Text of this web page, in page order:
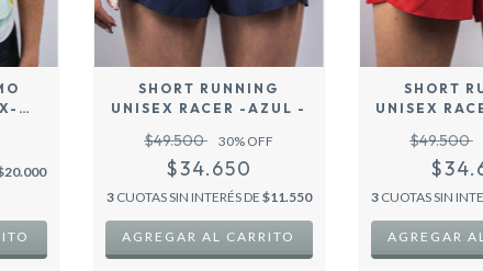
SHORT RUNNING
UNISEX RACER -AZUL -
$49.500 30% OFF
$34.650
3 CUOTAS SIN INTERÉS DE $11.550
AGREGAR AL CARRITO
SHORT
UNISEX
$49.500
3 CUOTAS SIN
AGREGAR